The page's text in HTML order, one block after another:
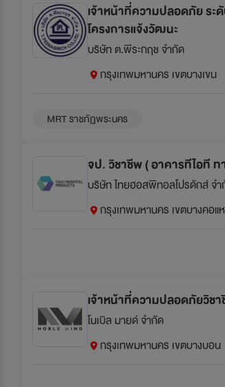
เจ้าหน้าที่ความปลอดภัย ระ
โครงการแจ้งวัฒนะ
บริษัท ต.พีระกฤช จำกัด
กรุงเทพมหานคร เขตบางเขน
MRT ราชภัฏพระนคร
จป. วิชาชีพ ( อาคารทีไอที ท
บริษัท ไทยฮอสพิทอลโปรดักส์ จ
กรุงเทพมหานคร เขตบางคอแ
เจ้าหน้าที่ความปลอดภัยวิช
โนเบิล มายด์ จำกัด
กรุงเทพมหานคร เขตบางบอน